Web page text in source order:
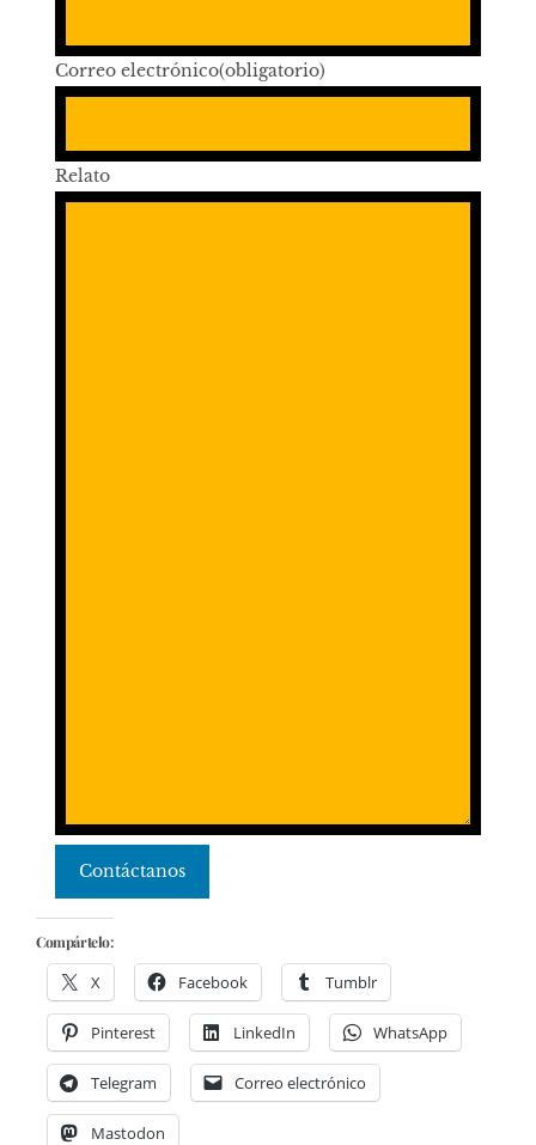
Correo electrónico(obligatorio)
Relato
Contáctanos
Compártelo:
X Facebook Tumblr
Pinterest LinkedIn WhatsApp
Telegram Correo electrónico
Mastodon